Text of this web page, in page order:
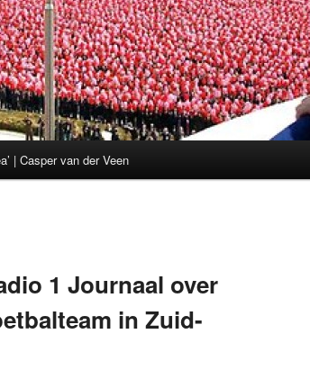
| Casper van der Veen
1 Journaal over
in Zuid-